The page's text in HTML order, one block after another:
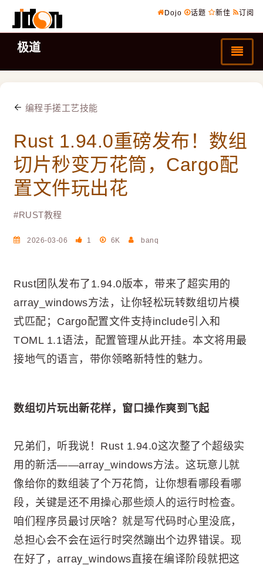
Dojo 话题 新佳 订阅
极道
编程手搓工艺技能
Rust 1.94.0重磅发布！数组
切片秒变万花筒，Cargo配
置文件玩出花
#RUST教程
2026-03-06 1 6K banq
Rust团队发布了1.94.0版本，带来了超实用的
array_windows方法，让你轻松玩转数组切片模
式匹配；Cargo配置文件支持include引入和
TOML 1.1语法，配置管理从此开挂。本文将用最
接地气的语言，带你领略新特性的魅力。
数组切片玩出新花样，窗口操作爽到飞起
兄弟们，听我说！Rust 1.94.0这次整了个超级实
用的新活——array_windows方法。这玩意儿就
像给你的数组装了个万花筒，让你想看哪段看哪
段，关键是还不用操心那些烦人的运行时检查。
咱们程序员最讨厌啥？就是写代码时心里没底，
总担心会不会在运行时突然蹦出个边界错误。现
在好了，array_windows直接在编译阶段就把这